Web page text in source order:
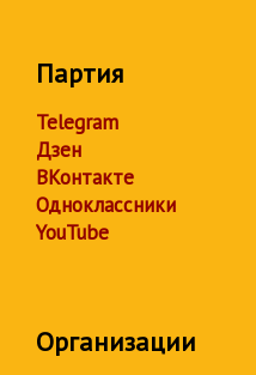
Партия
Telegram
Дзен
ВКонтакте
Одноклассники
YouTube
Организации